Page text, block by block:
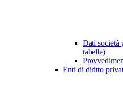
Dati società
tabelle)
Enti di diritto